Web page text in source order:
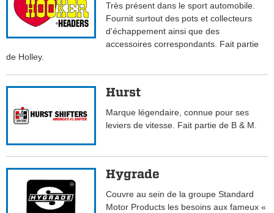
Très présent dans le sport automobile.
Fournit surtout des pots et collecteurs
d'échappement ainsi que des
accessoires correspondants. Fait partie
de Holley.
Hurst
Marque légendaire, connue pour ses
leviers de vitesse. Fait partie de B & M.
Hygrade
Couvre au sein de la groupe Standard
Motor Products les besoins aux fameux «